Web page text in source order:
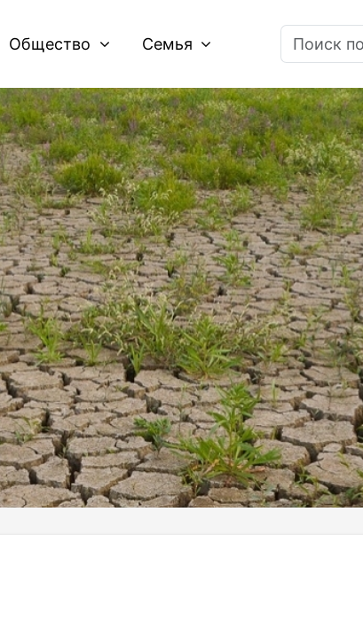
Общество Семья